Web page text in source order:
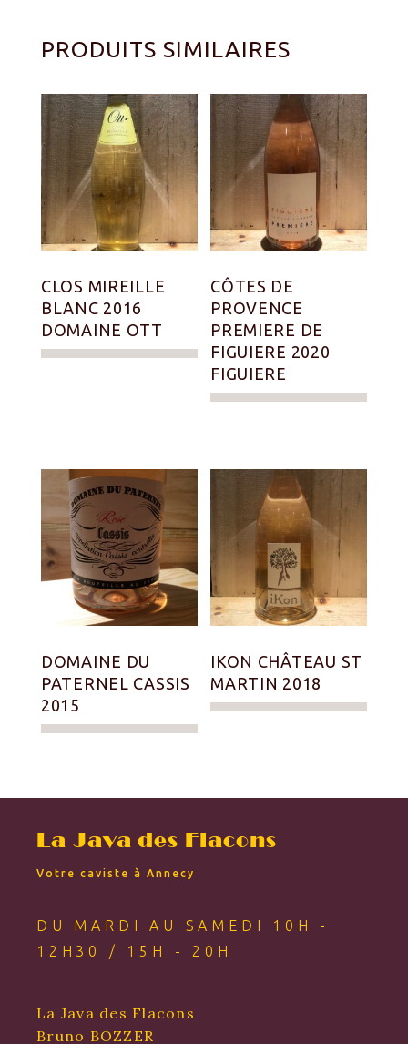
PRODUITS SIMILAIRES
CLOS MIREILLE
BLANC 2016
DOMAINE OTT
CÔTES DE
PROVENCE
PREMIERE DE
FIGUIERE 2020
FIGUIERE
DOMAINE DU
PATERNEL CASSIS
2015
IKON CHÂTEAU ST
MARTIN 2018
La Java des Flacons
Votre caviste à Annecy
DU MARDI AU SAMEDI 10H -
12H30 / 15H - 20H
La Java des Flacons
Bruno BOZZER